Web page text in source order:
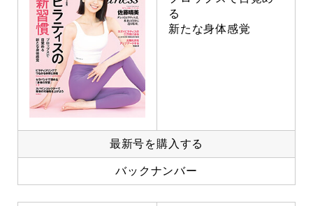
る
新たな身体感覚
最新号を購入する
バックナンバー